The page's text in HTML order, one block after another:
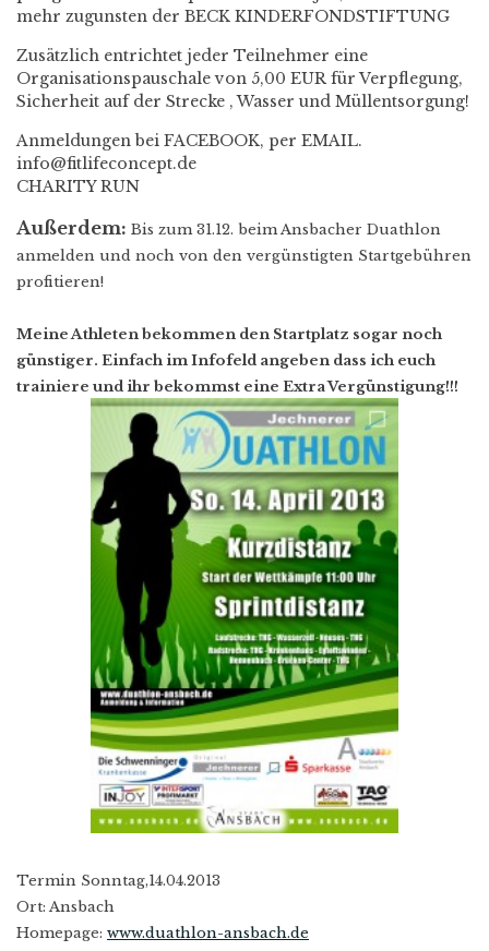
mehr zugunsten der BECK KINDERFONDSTIFTUNG
Zusätzlich entrichtet jeder Teilnehmer eine
Organisationspauschale von 5,00 EUR für Verpflegung,
Sicherheit auf der Strecke , Wasser und Müllentsorgung!
Anmeldungen bei FACEBOOK, per EMAIL.
info@fitlifeconcept.de
CHARITY RUN
Außerdem: Bis zum 31.12. beim Ansbacher Duathlon
anmelden und noch von den vergünstigten Startgebühren
profitieren!
Meine Athleten bekommen den Startplatz sogar noch
günstiger. Einfach im Infofeld angeben dass ich euch
trainiere und ihr bekommst eine Extra Vergünstigung!!!
Termin Sonntag,14.04.2013
Ort: Ansbach
Homepage: www.duathlon-ansbach.de